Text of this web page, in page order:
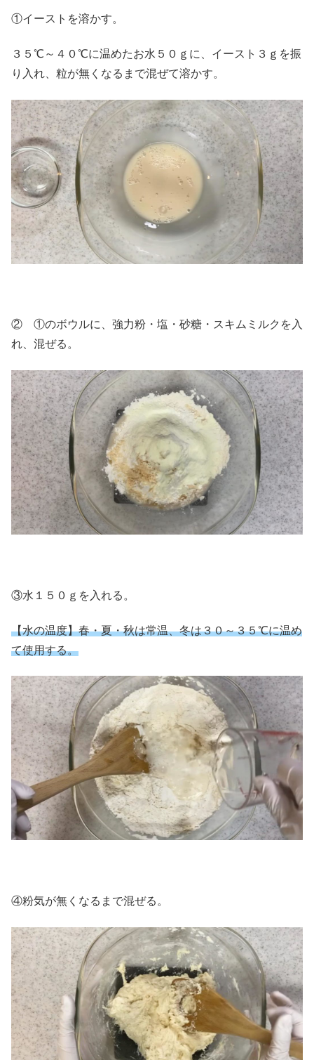
①イーストを溶かす。
３５℃～４０℃に温めたお水５０ｇに、イースト３ｇを振
り入れ、粒が無くなるまで混ぜて溶かす。
② ①のボウルに、強力粉・塩・砂糖・スキムミルクを入
れ、混ぜる。
③水１５０ｇを入れる。
【水の温度】春・夏・秋は常温、冬は３０～３５℃に温め
て使用する。
④粉気が無くなるまで混ぜる。